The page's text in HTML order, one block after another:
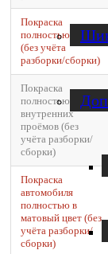
Покраска
полностью
(без учёта
разборки/сборки)
Покраска
полностью без
внутренних
проёмов (без
учёта разборки/
сборки)
Покраска
автомобиля
полностью в
матовый цвет (без
учёта разборки/
сборки)